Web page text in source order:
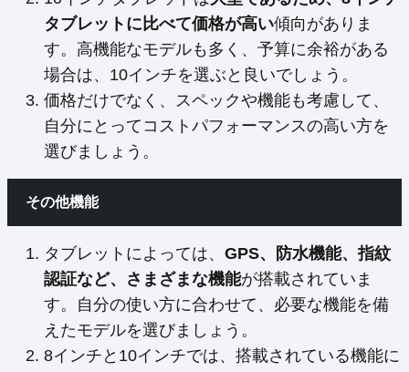
タブレットに比べて価格が高い傾向がありま
す。高機能なモデルも多く、予算に余裕がある
場合は、10インチを選ぶと良いでしょう。
価格だけでなく、スペックや機能も考慮して、
自分にとってコストパフォーマンスの高い方を
選びましょう。
その他機能
タブレットによっては、 GPS、防水機能、指紋
認証など、さまざまな機能が搭載されていま
す。自分の使い方に合わせて、必要な機能を備
えたモデルを選びましょう。
8インチと10インチでは、搭載されている機能に